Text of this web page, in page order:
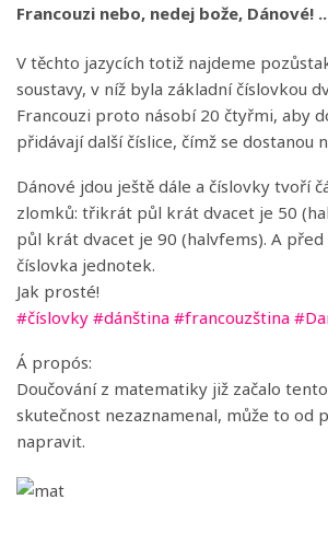
Francouzi nebo, nedej bože, Dánové!
V těchto jazycích totiž najdeme
soustavy, v níž byla základní číslovkou
Francouzi proto násobí 20 čtyřmi, aby
přidávají další číslice, čímž se dostanou
Dánové jdou ještě dále a číslovky tvoří
zlomků: třikrát půl krát dvacet je 50
půl krát dvacet je 90 (halvfems). A před
číslovka jednotek.
Jak prosté!
#číslovky #dánština #francouzština #
Á propós:
Doučování z matematiky již začalo
skutečnost nezaznamenal, může to od
napravit.